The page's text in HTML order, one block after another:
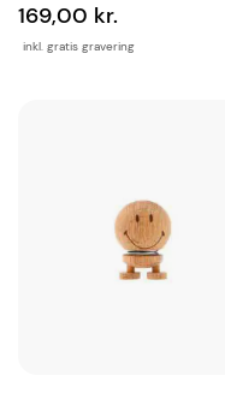
inkl. gratis gravering
169,00 kr.